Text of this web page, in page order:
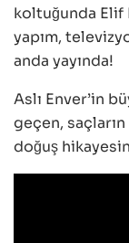
koltuğunda Elif
yapım,
anda yayında!
Aslı Enver’in
geçen,
doğuş